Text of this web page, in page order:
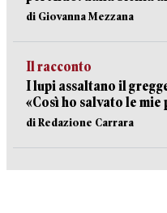
di Giovanna Mezzana
Il racconto
I lupi assaltano il
«Così ho salvato le mie
di Redazione Carrara